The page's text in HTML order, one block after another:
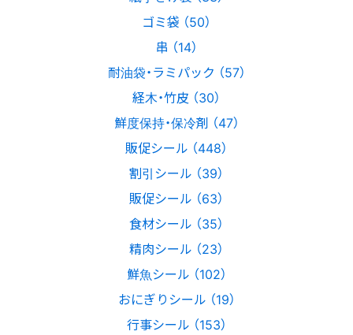
ゴミ袋 （50）
串 （14）
耐油袋・ラミパック （57）
経木・竹皮 （30）
鮮度保持・保冷剤 （47）
販促シール （448）
割引シール （39）
販促シール （63）
食材シール （35）
精肉シール （23）
鮮魚シール （102）
おにぎりシール （19）
行事シール （153）